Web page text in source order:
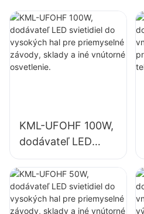
továrňach,
skladoch atď.
KML-UFOHF 100W,
dodávateľ LED
svietidiel do
vysokých hal pre
priemyselné
závody, sklady a